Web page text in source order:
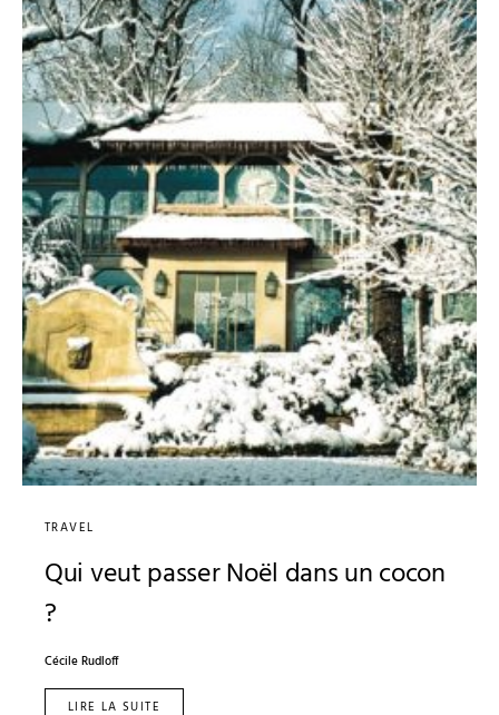
TRAVEL
Qui veut passer Noël dans un cocon
?
Cécile Rudloff
LIRE LA SUITE